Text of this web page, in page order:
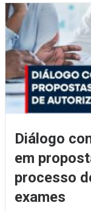
Diálogo
em
processo
exames